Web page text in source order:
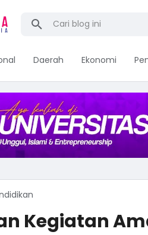
Daerah Ekonomi
Kegiatan